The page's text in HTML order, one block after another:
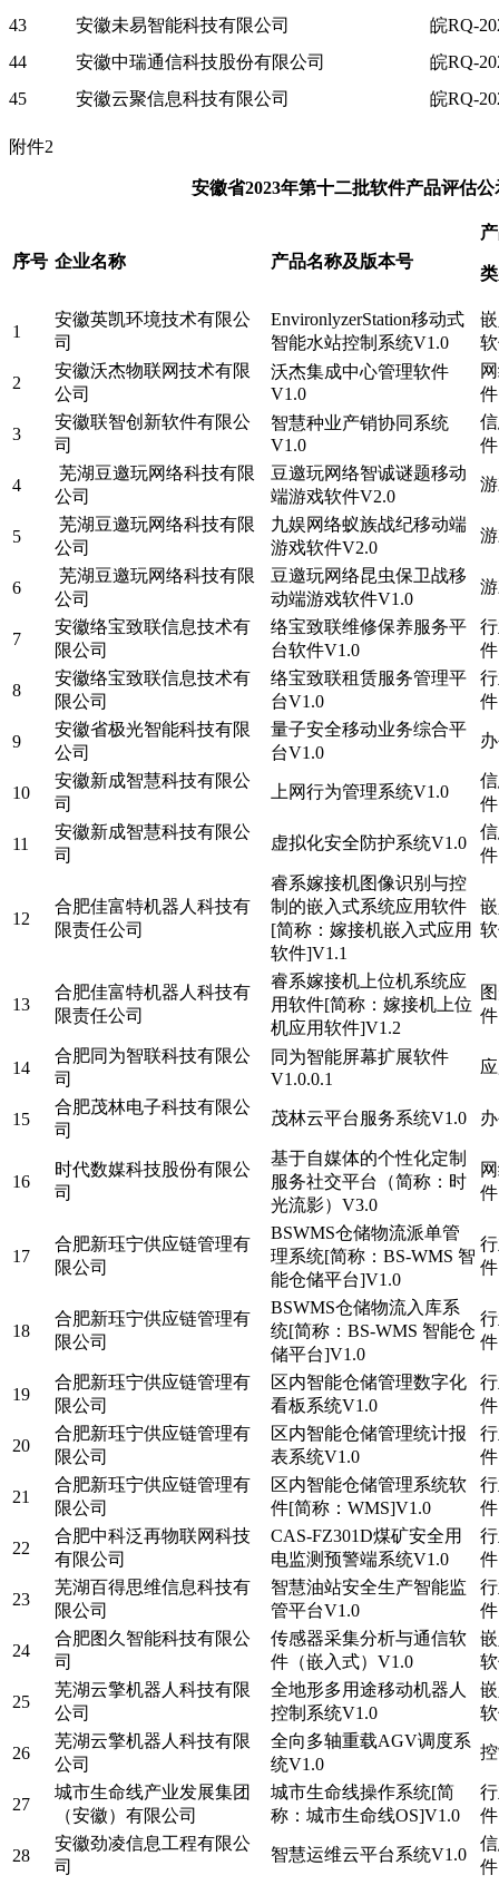
43
安徽未易智能科技有限公司
皖RQ-
44
安徽中瑞通信科技股份有限公司
皖RQ-
45
安徽云聚信息科技有限公司 皖RQ-
附件2
安徽省2023年第十二批软件产品评估
序号 企业名称 产品名称及版本号
1
安徽英凯环境技术有限公
司
EnvironlyzerStation移动式
智能水站控制系统V1.0
2
安徽沃杰物联网技术有限
公司
沃杰集成中心管理软件
V1.0
件
3
安徽联智创新软件有限公
司
智慧种业产销协同系统
V1.0
件
4
芜湖豆邀玩网络科技有限
公司
豆邀玩网络智诚谜题移动
端游戏软件V2.0
5
芜湖豆邀玩网络科技有限
公司
九娱网络蚁族战纪移动端
游戏软件V2.0
6
芜湖豆邀玩网络科技有限
公司
豆邀玩网络昆虫保卫战移
动端游戏软件V1.0
7
安徽络宝致联信息技术有
限公司
络宝致联维修保养服务平
台软件V1.0
件
8
安徽络宝致联信息技术有
限公司
络宝致联租赁服务管理平
台V1.0
件
9
安徽省极光智能科技有限
公司
量子安全移动业务综合平
台V1.0
10
安徽新成智慧科技有限公
司
上网行为管理系统V1.0
件
11
安徽新成智慧科技有限公
司
虚拟化安全防护系统V1.0
件
12
合肥佳富特机器人科技有
限责任公司
睿系嫁接机图像识别与控
制的嵌入式系统应用软件
[简称：嫁接机嵌入式应用
软件]V1.1
13
合肥佳富特机器人科技有
限责任公司
睿系嫁接机上位机系统应
用软件[简称：嫁接机上位
机应用软件]V1.2
件
14
合肥同为智联科技有限公
司
同为智能屏幕扩展软件
V1.0.0.1
15
合肥茂林电子科技有限公
司
茂林云平台服务系统V1.0
16
时代数媒科技股份有限公
司
基于自媒体的个性化定制
服务社交平台（简称：时
光流影）V3.0
件
17
合肥新珏宁供应链管理有
限公司
BSWMS仓储物流派单管
理系统[简称：BS-WMS 智
能仓储平台]V1.0
件
18
合肥新珏宁供应链管理有
限公司
BSWMS仓储物流入库系
统[简称：BS-WMS 智能仓
储平台]V1.0
件
19
合肥新珏宁供应链管理有
限公司
区内智能仓储管理数字化
看板系统V1.0
件
20
合肥新珏宁供应链管理有
限公司
区内智能仓储管理统计报
表系统V1.0
件
21
合肥新珏宁供应链管理有
限公司
区内智能仓储管理系统软
件[简称：WMS]V1.0
件
22
合肥中科泛再物联网科技
有限公司
CAS-FZ301D煤矿安全用
电监测预警端系统V1.0
件
23
芜湖百得思维信息科技有
限公司
智慧油站安全生产智能监
管平台V1.0
件
24
合肥图久智能科技有限公
司
传感器采集分析与通信软
件（嵌入式）V1.0
25
芜湖云擎机器人科技有限
公司
全地形多用途移动机器人
控制系统V1.0
26
芜湖云擎机器人科技有限
公司
全向多轴重载AGV调度系
统V1.0
27
城市生命线产业发展集团
（安徽）有限公司
城市生命线操作系统[简
称：城市生命线OS]V1.0
件
28
安徽劲凌信息工程有限公
司
智慧运维云平台系统V1.0
件